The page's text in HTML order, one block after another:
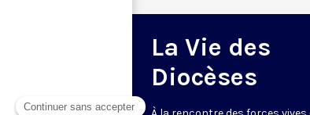
La Vie des
Diocèses